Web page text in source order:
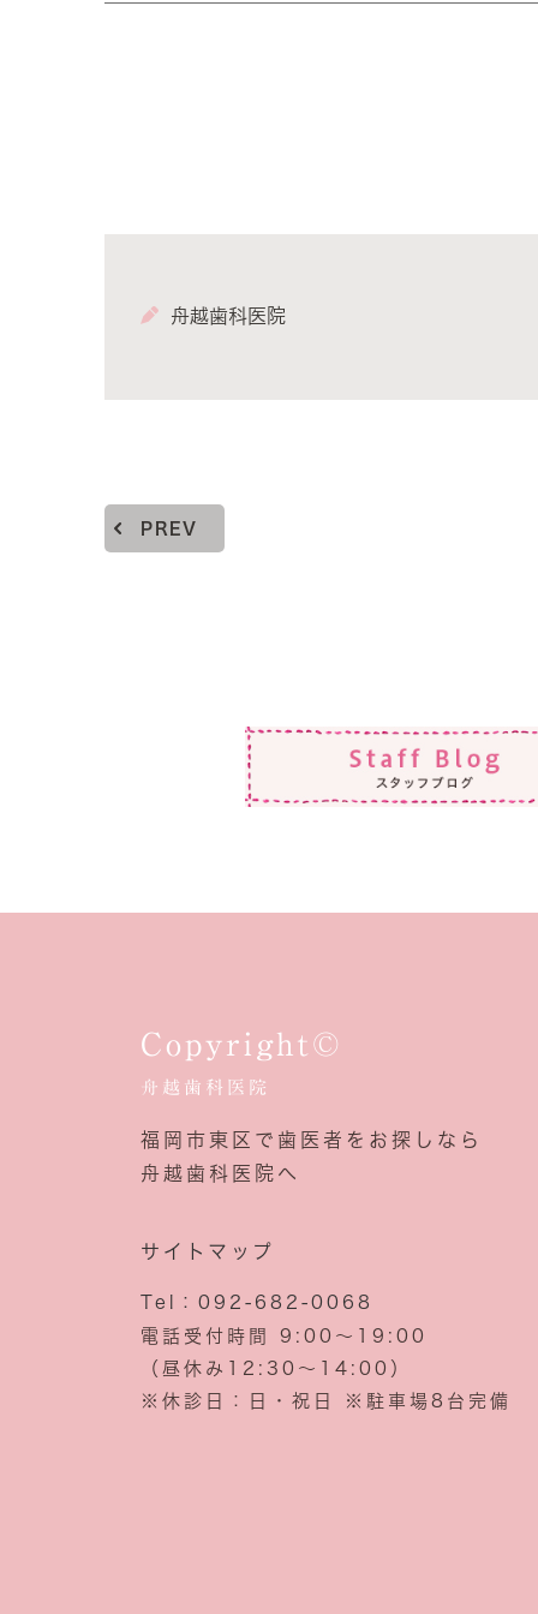
舟越歯科医院
PREV
Copyright©
舟越歯科医院
福岡市東区で歯医者をお探しなら
舟越歯科医院へ
サイトマップ
Tel：092-682-0068
電話受付時間 9:00～19:00
（昼休み12:30～14:00）
※休診日：日・祝日 ※駐車場8台完備